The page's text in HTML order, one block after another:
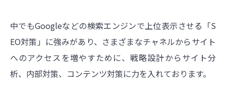
中でもGoogleなどの検索エンジンで上位表示させる「S
EO対策」に強みがあり、さまざまなチャネルからサイト
へのアクセスを増やすために、戦略設計からサイト分
析、内部対策、コンテンツ対策に力を入れております。